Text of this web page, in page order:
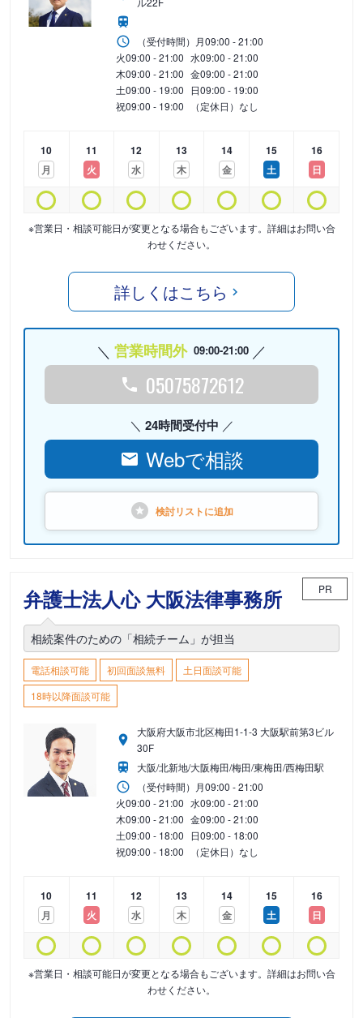
（受付時間） 月09:00 - 21:00
火09:00 - 21:00 水09:00 - 21:00
木09:00 - 21:00 金09:00 - 21:00
土09:00 - 19:00 日09:00 - 19:00
祝09:00 - 19:00 （定休日）なし
10
月
11
火
12
水
13
木
14
金
15
土
16
日
※営業日・相談可能日が変更となる場合もございます。詳細はお問い合
わせください。
詳しくはこちら
営業時間外 09:00-21:00
05075872612
24時間受付中
Webで相談
検討リストに追加
弁護士法人心 大阪法律事務所 PR
相続案件のための「相続チーム」が担当
電話相談可能 初回面談無料
土日面談可能
18時以降面談可能
大阪府大阪市北区梅田1-1-3 大阪駅前第3ビル
30F
大阪/北新地/大阪梅田/梅田/東梅田/西梅田駅
（受付時間） 月09:00 - 21:00
火09:00 - 21:00 水09:00 - 21:00
木09:00 - 21:00 金09:00 - 21:00
土09:00 - 18:00 日09:00 - 18:00
祝09:00 - 18:00 （定休日）なし
10
月
11
火
12
水
13
木
14
金
15
土
16
日
※営業日・相談可能日が変更となる場合もございます。詳細はお問い合
わせください。